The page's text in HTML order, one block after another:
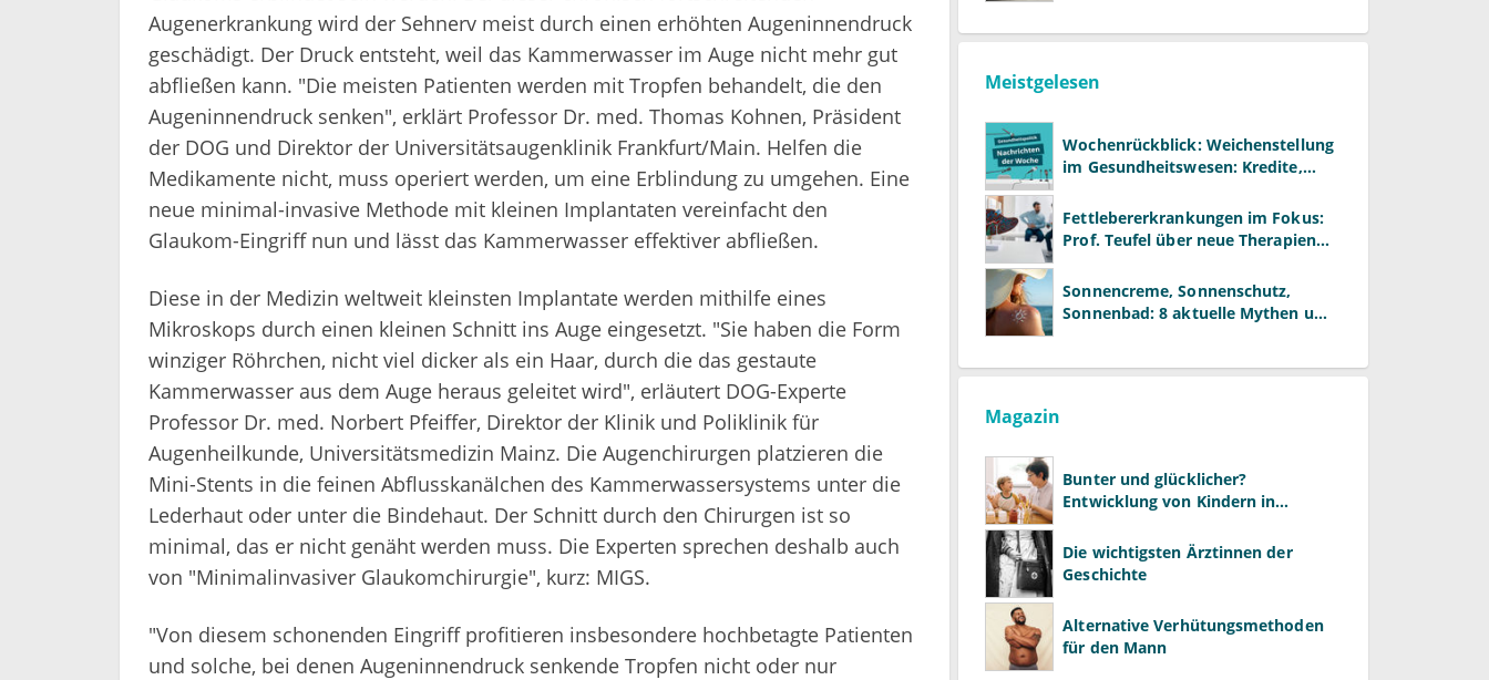
Augenerkrankung wird der Sehnerv meist durch einen erhöhten Augeninnendruck
geschädigt. Der Druck entsteht, weil das Kammerwasser im Auge nicht mehr gut
abfließen kann. "Die meisten Patienten werden mit Tropfen behandelt, die den
Augeninnendruck senken", erklärt Professor Dr. med. Thomas Kohnen, Präsident
der DOG und Direktor der Universitätsaugenklinik Frankfurt/Main. Helfen die
Medikamente nicht, muss operiert werden, um eine Erblindung zu umgehen. Eine
neue minimal-invasive Methode mit kleinen Implantaten vereinfacht den
Glaukom-Eingriff nun und lässt das Kammerwasser effektiver abfließen.
Diese in der Medizin weltweit kleinsten Implantate werden mithilfe eines
Mikroskops durch einen kleinen Schnitt ins Auge eingesetzt. "Sie haben die Form
winziger Röhrchen, nicht viel dicker als ein Haar, durch die das gestaute
Kammerwasser aus dem Auge heraus geleitet wird", erläutert DOG-Experte
Professor Dr. med. Norbert Pfeiffer, Direktor der Klinik und Poliklinik für
Augenheilkunde, Universitätsmedizin Mainz. Die Augenchirurgen platzieren die
Mini-Stents in die feinen Abflusskanälchen des Kammerwassersystems unter die
Lederhaut oder unter die Bindehaut. Der Schnitt durch den Chirurgen ist so
minimal, das er nicht genäht werden muss. Die Experten sprechen deshalb auch
von "Minimalinvasiver Glaukomchirurgie", kurz: MIGS.
"Von diesem schonenden Eingriff profitieren insbesondere hochbetagte Patienten
und solche, bei denen Augeninnendruck senkende Tropfen nicht oder nur
Meistgelesen
Wochenrückblick: Weichenstellung
im Gesundheitswesen: Kredite,
Fettlebererkrankungen im Fokus:
Prof. Teufel über neue Therapien
Sonnencreme, Sonnenschutz,
Sonnenbad: 8 aktuelle Mythen und
Magazin
Bunter und glücklicher?
Entwicklung von Kindern in
Die wichtigsten Ärztinnen der
Geschichte
Alternative Verhütungsmethoden
für den Mann